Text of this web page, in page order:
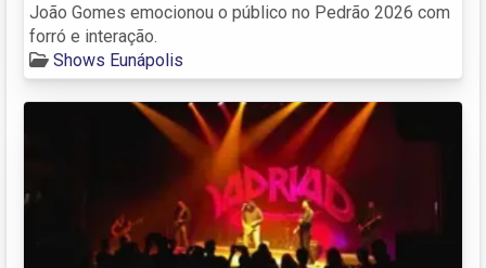
João Gomes emocionou o público no Pedrão 2026 com
forró e interação.
Shows Eunápolis